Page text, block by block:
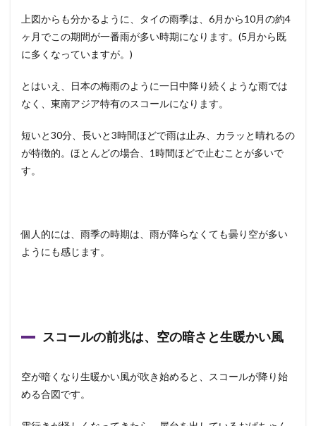
上図からも分かるように、タイの雨季は、6月から10月の約4
ヶ月でこの期間が一番雨が多い時期になります。(5月から既
に多くなっていますが。)
とはいえ、日本の梅雨のように一日中降り続くような雨では
なく、東南アジア特有のスコールになります。
短いと30分、長いと3時間ほどで雨は止み、カラッと晴れるの
が特徴的。ほとんどの場合、1時間ほどで止むことが多いで
す。
個人的には、雨季の時期は、雨が降らなくても曇り空が多い
ようにも感じます。
スコールの前兆は、空の暗さと生暖かい風
空が暗くなり生暖かい風が吹き始めると、スコールが降り始
める合図です。